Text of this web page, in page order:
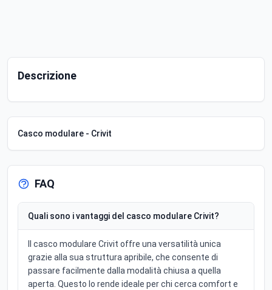
Descrizione
Casco modulare - Crivit
FAQ
Quali sono i vantaggi del casco modulare Crivit?
Il casco modulare Crivit offre una versatilità unica
grazie alla sua struttura apribile, che consente di
passare facilmente dalla modalità chiusa a quella
aperta. Questo lo rende ideale per chi cerca comfort e